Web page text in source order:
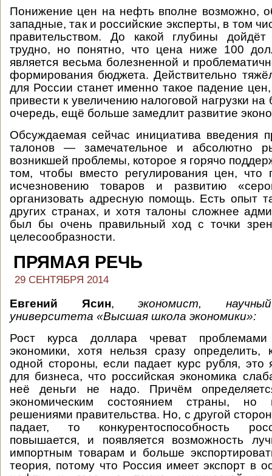
Понижение цен на нефть вполне возможно,
западные, так и российские эксперты, в том
правительством. До какой глубины дойдёт
трудно, но понятно, что цена ниже 100
является весьма болезненной и
формирования бюджета. Действительно
для России станет именно такое падение
привести к увеличению налоговой нагрузки на
очередь, ещё больше замедлит развитие
Обсуждаемая сейчас инициатива введения
талонов — замечательное и абсолютно
возникшей проблемы, которое я горячо
том, чтобы вместо регулирования цен, что
исчезновению товаров и развитию
организовать адресную помощь. Есть опыт
других странах, и хотя талоны сложнее
был бы очень правильный ход с точки
целесообразности.
ПРЯМАЯ РЕЧЬ
29 СЕНТЯБРЯ 2014
Евгений Ясин,экономист,
университета «Высшая школа экономики»:
Рост курса доллара чреват
экономики, хотя нельзя сразу
одной стороны, если падает курс рубля, это
для бизнеса, что российская экономика
неё деньги не надо. Причём
экономическим состоянием страны, но
решениями правительства. Но, с другой
падает, то конкурентоспособность
повышается, и появляется возможность
импортным товарам и больше
теория, потому что Россия имеет экспорт в